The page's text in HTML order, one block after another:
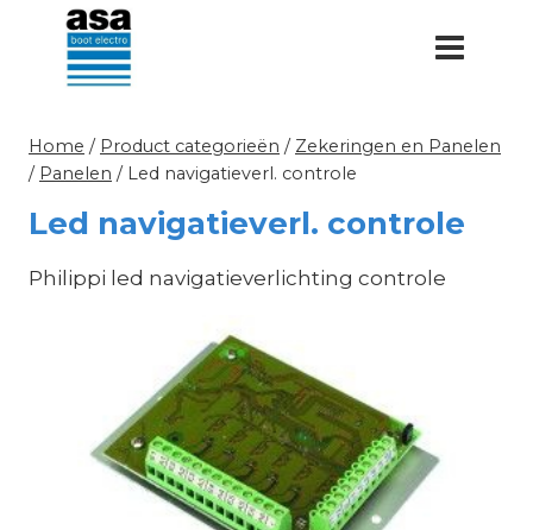
Doorgaan
inhoud
Home / Product categorieën / Zekeringen en Panelen
/ Panelen / Led navigatieverl. controle
Led navigatieverl. controle
Philippi led navigatieverlichting controle